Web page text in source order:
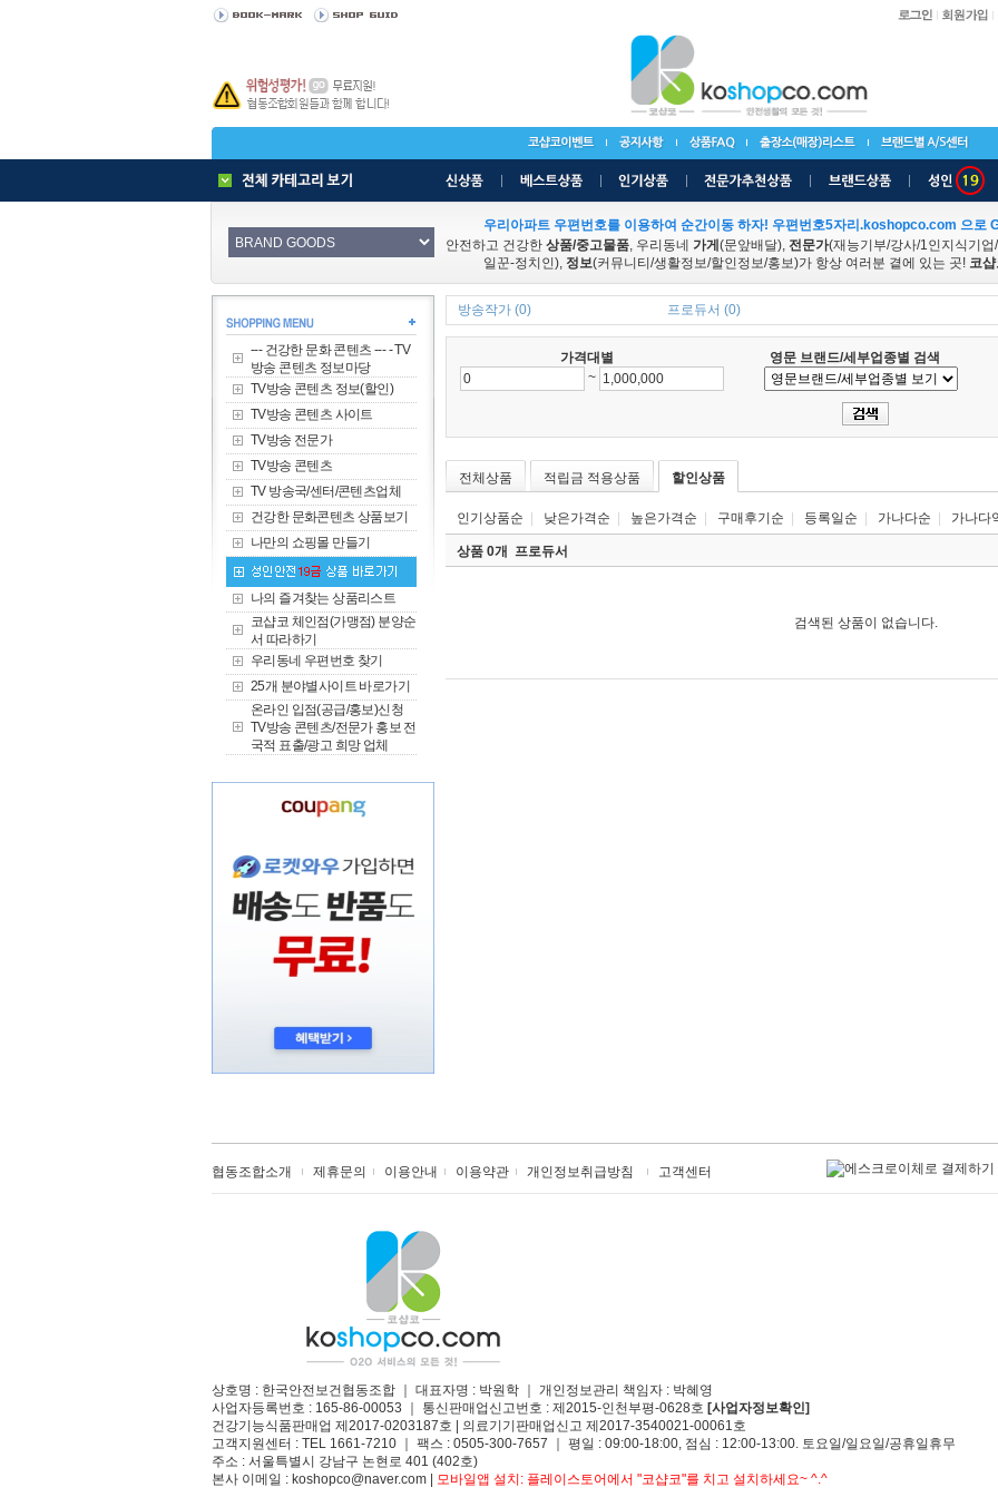
우리아파트 우편번호를 이용하여 순간이동 하자! 우편번호5자리.koshopco.com 으로
안전하고 건강한 상품/중고물품, 우리동네 가게 (문앞배달), 전문가(재능기부/강사/1인지식기업
일꾼-정치인), 정보(커뮤니티/생활정보/할인정보/홍보)가 항상 여러분 곁에 있는 곳! 코
--- 건강한 문화 콘텐츠 --- - TV
방송 콘텐츠 정보마당
TV방송 콘텐츠 정보(할인)
TV방송 콘텐츠 사이트
TV방송 전문가
TV방송 콘텐츠
TV 방송국/센터/콘텐츠업체
건강한 문화콘텐츠 상품보기
나만의 쇼핑몰 만들기
나의 즐겨찾는 상품리스트
코샵코 체인점(가맹점) 분양순
서 따라하기
우리동네 우편번호 찾기
25개 분야별사이트 바로가기
온라인 입점(공급/홍보)신청
TV방송 콘텐츠/전문가 홍보 전
국적 표출/광고 희망 업체
방송작가 (0) 프로듀서 (0)
가격대별
영문 브랜드/세부업종별 검색
~
전체상품 적립금 적용상품 할인상품
인기상품순 낮은가격순 높은가격순 구매후기순 등록일순 가나다순 가나다
상품 0개 프로듀서
검색된 상품이 없습니다.
협동조합소개 제휴문의 이용안내 이용약관 개인정보취급방침 고객센터
상호명 : 한국안전보건협동조합 ｜ 대표자명 : 박원학 ｜ 개인정보관리 책임자 : 박혜영
사업자등록번호 : 165-86-00053 ｜ 통신판매업신고번호 : 제2015-인천부평-0628호 [사업자정보확인]
건강기능식품판매업 제2017-0203187호 | 의료기기판매업신고 제2017-3540021-00061호
고객지원센터 : TEL 1661-7210 ｜ 팩스 : 0505-300-7657 ｜ 평일 : 09:00-18:00, 점심 : 12:00-13:00. 토요일/일요일/공휴일휴무
주소 : 서울특별시 강남구 논현로 401 (402호)​
본사 이메일 : koshopco@naver.com | 모바일앱 설치: 플레이스토어에서 "코샵코"를 치고 설치하세요~ ^.^